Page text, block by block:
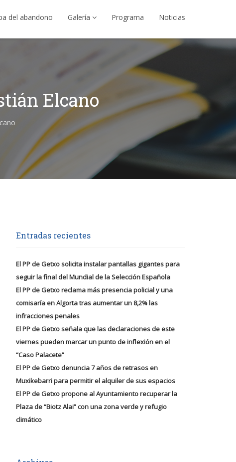
del abandono Galería Programa Noticias
Elcano
Entradas recientes
El PP de Getxo solicita instalar pantallas gigantes para
seguir la final del Mundial de la Selección Española
El PP de Getxo reclama más presencia policial y una
comisaría en Algorta tras aumentar un 8,2% las
infracciones penales
El PP de Getxo señala que las declaraciones de este
viernes pueden marcar un punto de inflexión en el
“Caso Palacete”
El PP de Getxo denuncia 7 años de retrasos en
Muxikebarri para permitir el alquiler de sus espacios
El PP de Getxo propone al Ayuntamiento recuperar la
Plaza de “Biotz Alai” con una zona verde y refugio
climático